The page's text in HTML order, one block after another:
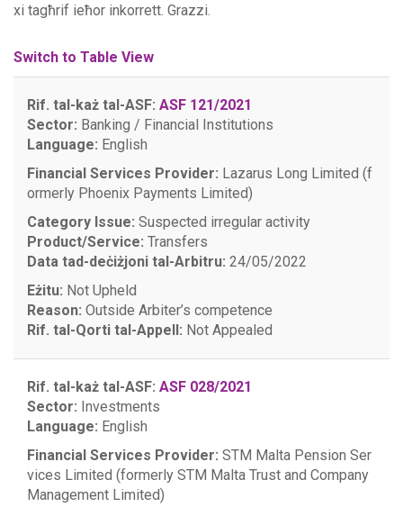
xi tagħrif ieħor inkorrett. Grazzi.
Switch to Table View
Rif. tal-każ tal-ASF: ASF 121/2021
Sector: Banking / Financial Institutions
Language: English
Financial Services Provider: Lazarus Long Limited (f
ormerly Phoenix Payments Limited)
Category Issue: Suspected irregular activity
Product/Service: Transfers
Data tad-deċiżjoni tal-Arbitru: 24/05/2022
Eżitu: Not Upheld
Reason: Outside Arbiter’s competence
Rif. tal-Qorti tal-Appell: Not Appealed
Rif. tal-każ tal-ASF: ASF 028/2021
Sector: Investments
Language: English
Financial Services Provider: STM Malta Pension Ser
vices Limited (formerly STM Malta Trust and Company
Management Limited)